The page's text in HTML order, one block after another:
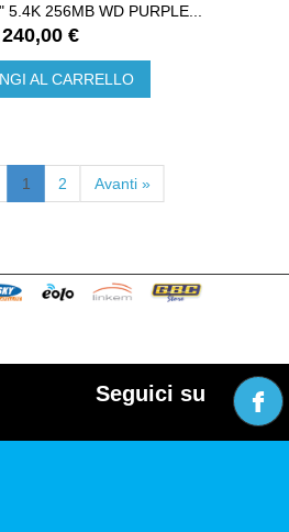
256MB WD PURPLE...
240,00 €
AL CARRELLO
1 2 Avanti »
Seguici su